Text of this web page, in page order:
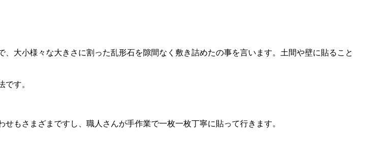
、大小様々な大きさに割った乱形石を隙間なく敷き詰めたの事を言います。土間や壁に貼ること
です。
もさまざまですし、職人さんが手作業で一枚一枚丁寧に貼って行きます。